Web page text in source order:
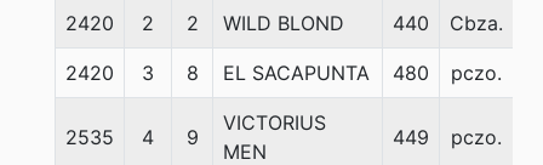
2420 2 2 WILD BLOND 440 Cbza.
2420 3 8 EL SACAPUNTA 480 pczo.
2535 4 9
VICTORIUS
MEN
449 pczo.